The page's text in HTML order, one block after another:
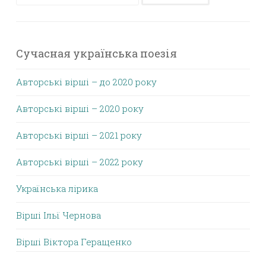
Сучасная українська поезія
Авторські вірші – до 2020 року
Авторські вірші – 2020 року
Авторські вірші – 2021 року
Авторські вірші – 2022 року
Українська лірика
Вірші Ільї Чернова
Вірші Віктора Геращенко